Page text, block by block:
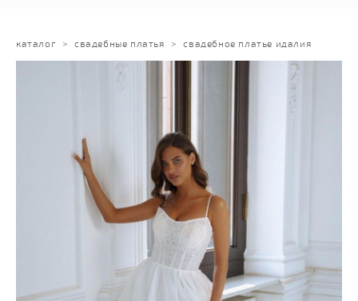
каталог > свадебные платья > свадебное платье идалия